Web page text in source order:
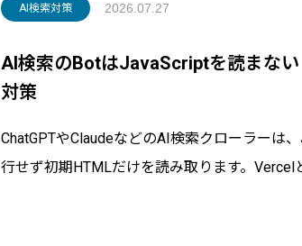
AI検索対策 2026.07.27
AI検索のBotはJavaScriptを読まな
対策
ChatGPTやClaudeなどのAI検索クローラーは
行せず初期HTMLだけを読み取ります。Vercel